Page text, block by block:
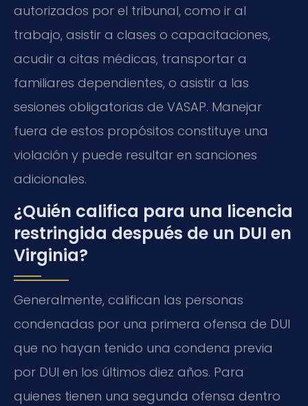
autorizados por el tribunal, como ir al
trabajo, asistir a clases o capacitaciones,
acudir a citas médicas, transportar a
familiares dependientes, o asistir a las
sesiones obligatorias de VASAP. Manejar
fuera de estos propósitos constituye una
violación y puede resultar en sanciones
adicionales.
¿Quién califica para una licencia
restringida después de un DUI en
Virginia?
Generalmente, califican las personas
condenadas por una primera ofensa de DUI
que no hayan tenido una condena previa
por DUI en los últimos diez años. Para
quienes tienen una segunda ofensa dentro